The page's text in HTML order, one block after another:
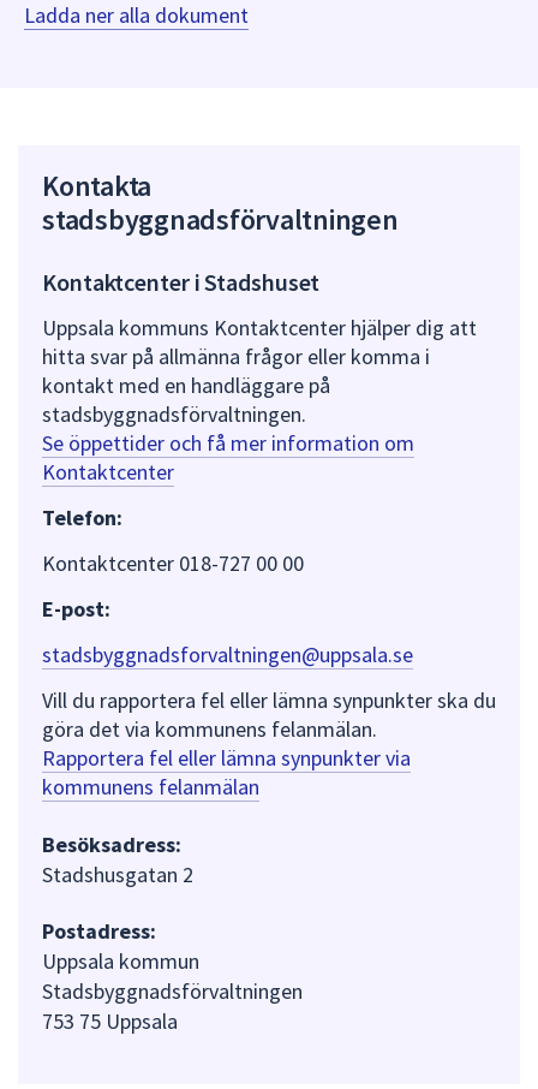
Ladda ner alla dokument
Kontakta
stadsbyggnadsförvaltningen
Kontaktcenter i Stadshuset
Uppsala kommuns Kontaktcenter hjälper dig att
hitta svar på allmänna frågor eller komma i
kontakt med en handläggare på
stadsbyggnadsförvaltningen.
Se öppettider och få mer information om
Kontaktcenter
Telefon:
Kontaktcenter 018-727 00 00
E-post:
stadsbyggnadsforvaltningen@uppsala.se
Vill du rapportera fel eller lämna synpunkter ska du
göra det via kommunens felanmälan.
Rapportera fel eller lämna synpunkter via
kommunens felanmälan
Besöksadress:
Stadshusgatan 2
Postadress:
Uppsala kommun
Stadsbyggnadsförvaltningen
753 75 Uppsala